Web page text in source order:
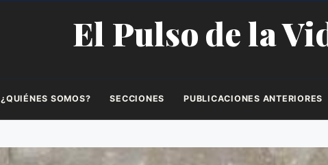
El Pulso de la
¿QUIÉNES SOMOS? SECCIONES PUBLICACIONES ANTERIORES